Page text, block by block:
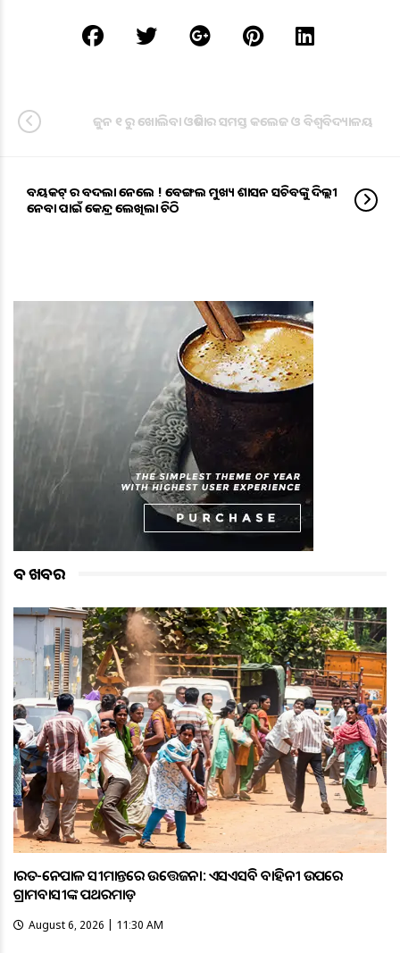
ଜୁନ ୧ ରୁ ଖୋଲିବା ଓଡିଶାର ସମସ୍ତ କଲେଜ ଓ ବିଶ୍ୱବିଦ୍ୟାଳୟ
ବୟକଟ୍ ର ବଦଲା ନେଲେ ! ବେଙ୍ଗଲ ମୁଖ୍ୟ ଶାସନ ସଚିବଙ୍କୁ ଦିଲ୍ଲୀ
ନେବା ପାଇଁ କେନ୍ଦ୍ର ଲେଖିଲା ଚିଠି
ବଡ ଖବର
ଭାରତ-ନେପାଳ ସୀମାନ୍ତରେ ଉତ୍ତେଜନା: ଏସଏସବି ବାହିନୀ ଉପରେ
ଗ୍ରାମବାସୀଙ୍କ ପଥରମାଡ଼
August 6, 2026 | 11:30 AM